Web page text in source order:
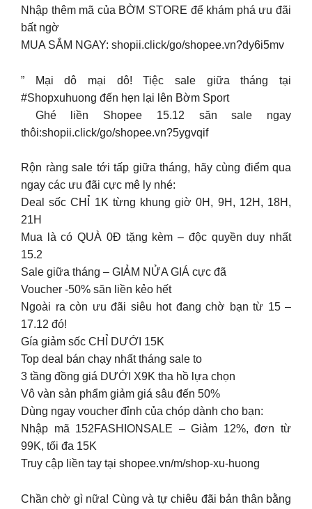
Nhập thêm mã của BỜM STORE để khám phá ưu đãi
bất ngờ
MUA SẮM NGAY: shopii.click/go/shopee.vn?dy6i5mv
” Mại dô mại dô! Tiệc sale giữa tháng tại
#Shopxuhuong đến hẹn lại lên Bờm Sport
️ Ghé liền Shopee 15.12 săn sale ngay
thôi:shopii.click/go/shopee.vn?5ygvqif
Rộn ràng sale tới tấp giữa tháng, hãy cùng điểm qua
ngay các ưu đãi cực mê ly nhé:
Deal sốc CHỈ 1K từng khung giờ 0H, 9H, 12H, 18H,
21H
Mua là có QUÀ 0Đ tặng kèm – độc quyền duy nhất
15.2
Sale giữa tháng – GIẢM NỬA GIÁ cực đã
Voucher -50% săn liền kẻo hết
Ngoài ra còn ưu đãi siêu hot đang chờ bạn từ 15 –
17.12 đó!
Gía giảm sốc CHỈ DƯỚI 15K
Top deal bán chạy nhất tháng sale to
3 tầng đồng giá DƯỚI X9K tha hồ lựa chọn
Vô vàn sản phẩm giảm giá sâu đến 50%
Dùng ngay voucher đỉnh của chóp dành cho bạn:
Nhập mã 152FASHIONSALE – Giảm 12%, đơn từ
99K, tối đa 15K
Truy cập liền tay tại shopee.vn/m/shop-xu-huong
Chần chờ gì nữa! Cùng và tự chiêu đãi bản thân bằng